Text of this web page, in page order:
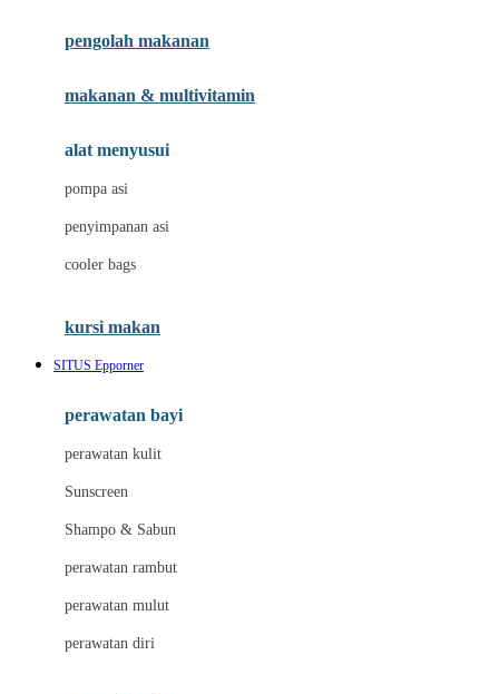
Joolz
Leclerc
Lee Vierra
Lillebaby
Little Bird Told Me
Little Miss Janis
London Taxi
Love To Dream
M
Magformers
pengolah makanan
makanan & multivitamin
alat menyusui
pompa asi
penyimpanan asi
cooler bags
kursi makan
SITUS Epporner
perawatan bayi
perawatan kulit
Sunscreen
Shampo & Sabun
perawatan rambut
perawatan mulut
perawatan diri